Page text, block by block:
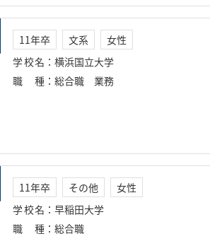
11年卒 文系
女性
学校名 ： 横浜国立大学
職種 ： 総合職 業務
11年卒 その他
女性
学校名 ： 早稲田大学
職種 ： 総合職